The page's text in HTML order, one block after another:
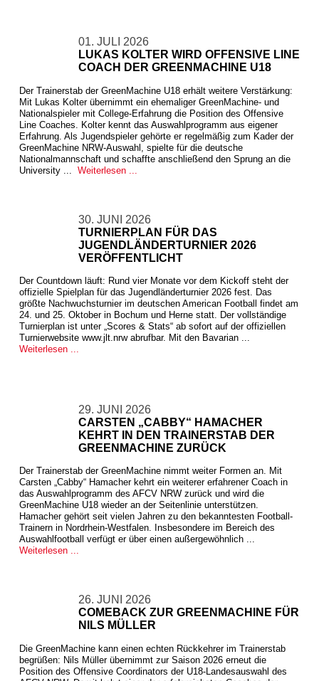
01. JULI 2026
LUKAS KOLTER WIRD OFFENSIVE LINE
COACH DER GREENMACHINE U18
Der Trainerstab der GreenMachine U18 erhält weitere Verstärkung:
Mit Lukas Kolter übernimmt ein ehemaliger GreenMachine- und
Nationalspieler mit College-Erfahrung die Position des Offensive
Line Coaches. Kolter kennt das Auswahlprogramm aus eigener
Erfahrung. Als Jugendspieler gehörte er regelmäßig zum Kader der
GreenMachine NRW-Auswahl, spielte für die deutsche
Nationalmannschaft und schaffte anschließend den Sprung an die
University ... Weiterlesen ...
30. JUNI 2026
TURNIERPLAN FÜR DAS
JUGENDLÄNDERTURNIER 2026
VERÖFFENTLICHT
Der Countdown läuft: Rund vier Monate vor dem Kickoff steht der
offizielle Spielplan für das Jugendländerturnier 2026 fest. Das
größte Nachwuchsturnier im deutschen American Football findet am
24. und 25. Oktober in Bochum und Herne statt. Der vollständige
Turnierplan ist unter „Scores & Stats“ ab sofort auf der offiziellen
Turnierwebsite www.jlt.nrw abrufbar. Mit den Bavarian ...
Weiterlesen ...
29. JUNI 2026
CARSTEN „CABBY“ HAMACHER
KEHRT IN DEN TRAINERSTAB DER
GREENMACHINE ZURÜCK
Der Trainerstab der GreenMachine nimmt weiter Formen an. Mit
Carsten „Cabby“ Hamacher kehrt ein weiterer erfahrener Coach in
das Auswahlprogramm des AFCV NRW zurück und wird die
GreenMachine U18 wieder an der Seitenlinie unterstützen.
Hamacher gehört seit vielen Jahren zu den bekanntesten Football-
Trainern in Nordrhein-Westfalen. Insbesondere im Bereich des
Auswahlfootball verfügt er über einen außergewöhnlich ...
Weiterlesen ...
26. JUNI 2026
COMEBACK ZUR GREENMACHINE FÜR
NILS MÜLLER
Die GreenMachine kann einen echten Rückkehrer im Trainerstab
begrüßen: Nils Müller übernimmt zur Saison 2026 erneut die
Position des Offensive Coordinators der U18-Landesauswahl des